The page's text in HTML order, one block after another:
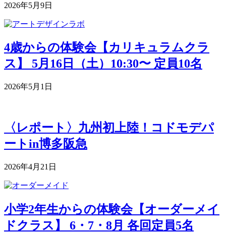
2026年5月9日
4歳からの体験会【カリキュラムクラ
ス】 5月16日（土）10:30〜 定員10名
2026年5月1日
〈レポート〉九州初上陸！コドモデパ
ートin博多阪急
2026年4月21日
小学2年生からの体験会【オーダーメイ
ドクラス】 6・7・8月 各回定員5名